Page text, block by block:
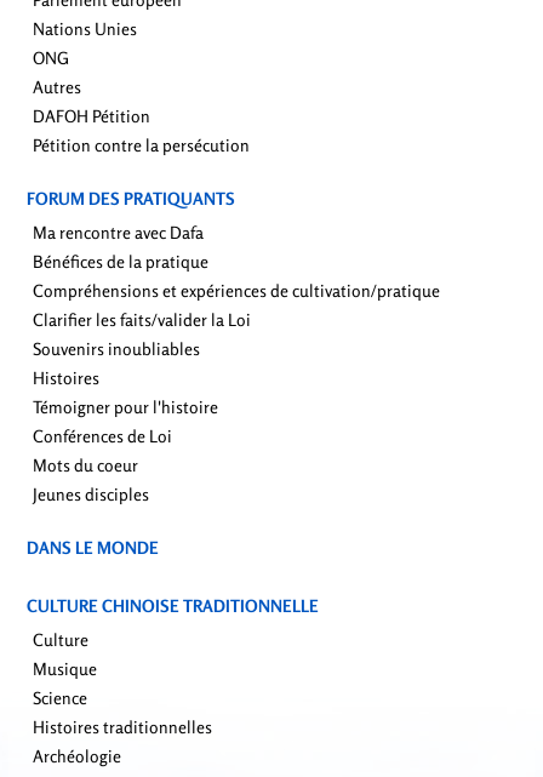
Nations Unies
ONG
Autres
DAFOH Pétition
Pétition contre la persécution
FORUM DES PRATIQUANTS
Ma rencontre avec Dafa
Bénéfices de la pratique
Compréhensions et expériences de cultivation/pratique
Clarifier les faits/valider la Loi
Souvenirs inoubliables
Histoires
Témoigner pour l'histoire
Conférences de Loi
Mots du coeur
Jeunes disciples
DANS LE MONDE
CULTURE CHINOISE TRADITIONNELLE
Culture
Musique
Science
Histoires traditionnelles
Archéologie